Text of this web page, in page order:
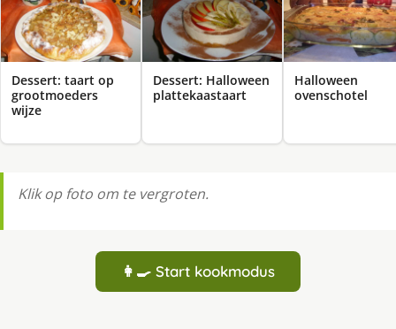
Dessert: taart op
grootmoeders
wijze
Dessert: Halloween
plattekaastaart
Halloween
ovenschotel
Klik op foto om te vergroten.
👩‍🍳 Start kookmodus